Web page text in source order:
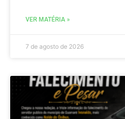
VER MATÉRIA »
7 de agosto de 2026